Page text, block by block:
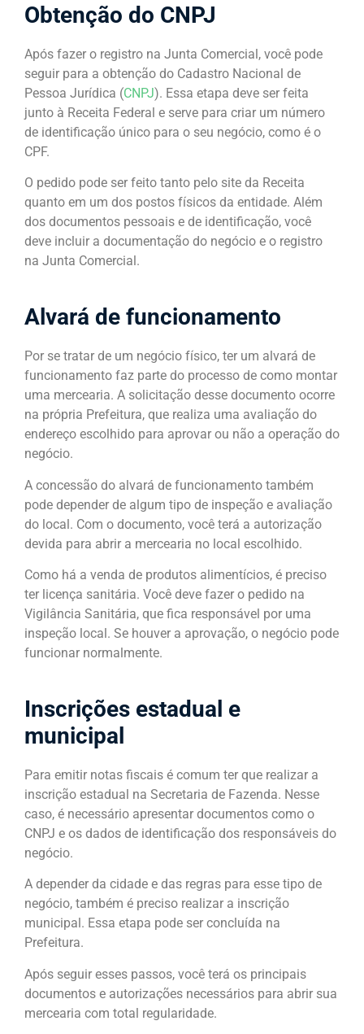
Obtenção do CNPJ
Após fazer o registro na Junta Comercial, você pode
seguir para a obtenção do Cadastro Nacional de
Pessoa Jurídica (CNPJ). Essa etapa deve ser feita
junto à Receita Federal e serve para criar um número
de identificação único para o seu negócio, como é o
CPF.
O pedido pode ser feito tanto pelo site da Receita
quanto em um dos postos físicos da entidade. Além
dos documentos pessoais e de identificação, você
deve incluir a documentação do negócio e o registro
na Junta Comercial.
Alvará de funcionamento
Por se tratar de um negócio físico, ter um alvará de
funcionamento faz parte do processo de como montar
uma mercearia. A solicitação desse documento ocorre
na própria Prefeitura, que realiza uma avaliação do
endereço escolhido para aprovar ou não a operação do
negócio.
A concessão do alvará de funcionamento também
pode depender de algum tipo de inspeção e avaliação
do local. Com o documento, você terá a autorização
devida para abrir a mercearia no local escolhido.
Como há a venda de produtos alimentícios, é preciso
ter licença sanitária. Você deve fazer o pedido na
Vigilância Sanitária, que fica responsável por uma
inspeção local. Se houver a aprovação, o negócio pode
funcionar normalmente.
Inscrições estadual e
municipal
Para emitir notas fiscais é comum ter que realizar a
inscrição estadual na Secretaria de Fazenda. Nesse
caso, é necessário apresentar documentos como o
CNPJ e os dados de identificação dos responsáveis do
negócio.
A depender da cidade e das regras para esse tipo de
negócio, também é preciso realizar a inscrição
municipal. Essa etapa pode ser concluída na
Prefeitura.
Após seguir esses passos, você terá os principais
documentos e autorizações necessários para abrir sua
mercearia com total regularidade.